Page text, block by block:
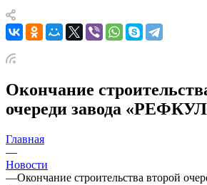
Окончание
очереди завода
Главная
—
Новости
—Окончание строительства второй